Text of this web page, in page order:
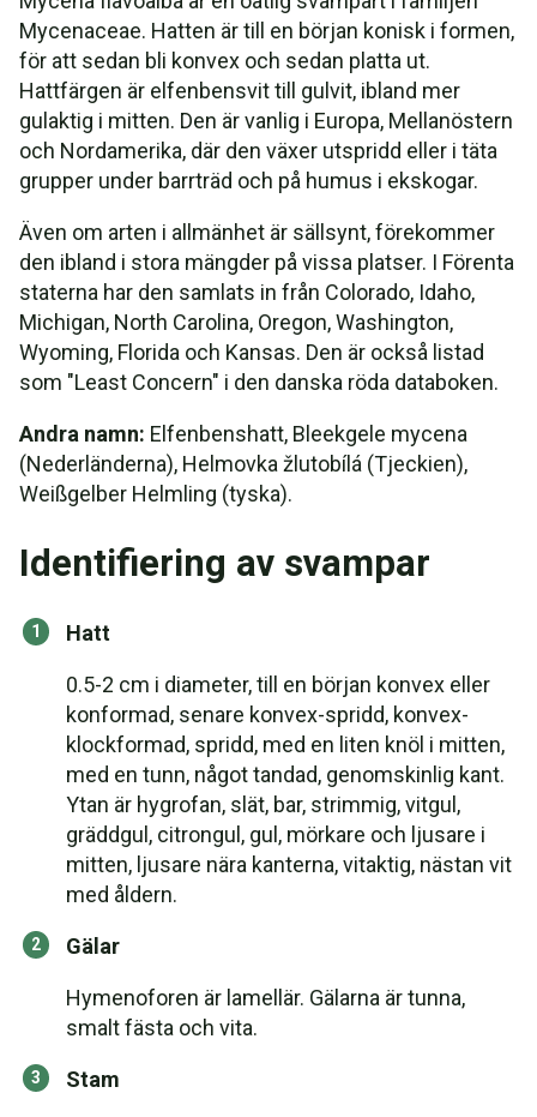
Mycenaceae. Hatten är till en början konisk i formen,
för att sedan bli konvex och sedan platta ut.
Hattfärgen är elfenbensvit till gulvit, ibland mer
gulaktig i mitten. Den är vanlig i Europa, Mellanöstern
och Nordamerika, där den växer utspridd eller i täta
grupper under barrträd och på humus i ekskogar.
Även om arten i allmänhet är sällsynt, förekommer
den ibland i stora mängder på vissa platser. I Förenta
staterna har den samlats in från Colorado, Idaho,
Michigan, North Carolina, Oregon, Washington,
Wyoming, Florida och Kansas. Den är också listad
som "Least Concern" i den danska röda databoken.
Andra namn: Elfenbenshatt, Bleekgele mycena
(Nederländerna), Helmovka žlutobílá (Tjeckien),
Weißgelber Helmling (tyska).
Identifiering av svampar
Hatt
0.5-2 cm i diameter, till en början konvex eller
konformad, senare konvex-spridd, konvex-
klockformad, spridd, med en liten knöl i mitten,
med en tunn, något tandad, genomskinlig kant.
Ytan är hygrofan, slät, bar, strimmig, vitgul,
gräddgul, citrongul, gul, mörkare och ljusare i
mitten, ljusare nära kanterna, vitaktig, nästan vit
med åldern.
Gälar
Hymenoforen är lamellär. Gälarna är tunna,
smalt fästa och vita.
Stam